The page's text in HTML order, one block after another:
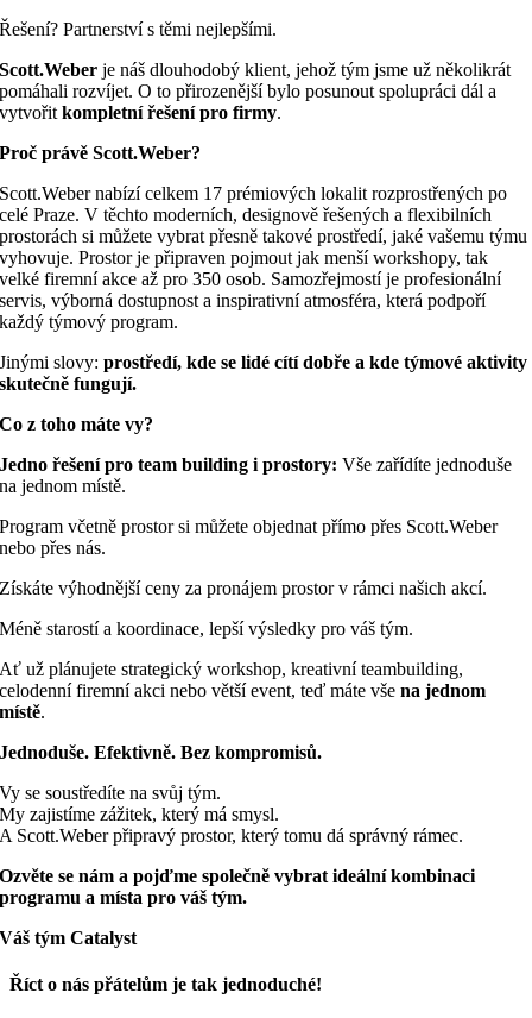
Řešení? Partnerství s těmi nejlepšími.
Scott.Weberje náš dlouhodobý klient, jehož tým jsme už několikrát
pomáhali rozvíjet. O to přirozenější bylo posunout spolupráci dál a
vytvořitkompletní řešení pro firmy.
Proč právě Scott.Weber?
Scott.Weber nabízí celkem 17 prémiových lokalit rozprostřených po
celé Praze. V těchto moderních, designově řešených a flexibilních
prostorách si můžete vybrat přesně takové prostředí, jaké vašemu týmu
vyhovuje. Prostor je připraven pojmout jak menší workshopy, tak
velké firemní akce až pro 350 osob. Samozřejmostí je profesionální
servis, výborná dostupnost a inspirativní atmosféra, která podpoří
každý týmový program.
Jinými slovy:prostředí, kde se lidé cítí dobře a kde týmové aktivity
skutečně fungují.
Co z toho máte vy?
Jedno řešení pro team building i prostory: Vše zařídíte jednoduše
na jednom místě.
Program včetně prostor si můžete objednat přímo přes Scott.Weber
nebo přes nás.
Získáte výhodnější ceny za pronájem prostor v rámci našich akcí.
Méně starostí a koordinace, lepší výsledky pro váš tým.
Ať už plánujete strategický workshop, kreativní teambuilding,
celodenní firemní akci nebo větší event, teď máte všena jednom
místě.
Jednoduše. Efektivně. Bez kompromisů.
Vy se soustředíte na svůj tým.
My zajistíme zážitek, který má smysl.
A Scott.Weber připravý prostor, který tomu dá správný rámec.
Ozvěte se nám a pojďme společně vybrat ideální kombinaci
programu a místa pro váš tým.
Váš tým Catalyst
Říct o nás přátelům je tak jednoduché!